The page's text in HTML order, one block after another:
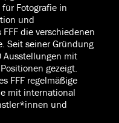
Fotografie in
und
die verschiedenen
Seit seiner Gründung
Ausstellungen mit
gezeigt.
FFF regelmäßige
mit international
und